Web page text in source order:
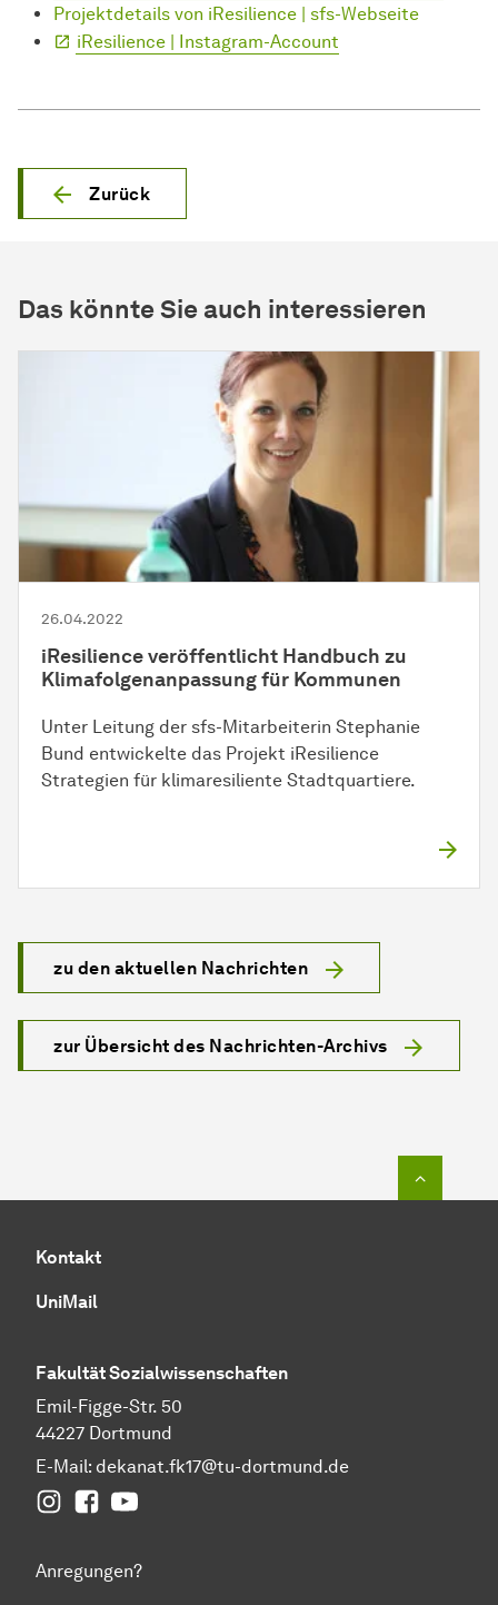
Projektdetails von iResilience | sfs-Webseite
iResilience | Instagram-Account
Zurück
Das könnte Sie auch interessieren
26.04.2022
iResilience veröffentlicht Handbuch zu
Klimafolgenanpassung für Kommunen
Unter Leitung der sfs-Mitarbeiterin Stephanie
Bund entwickelte das Projekt iResilience
Strategien für klimaresiliente Stadtquartiere.
zu den aktuellen Nachrichten
zur Übersicht des Nachrichten-Archivs
Kontakt
UniMail
FakultätSozial­wissen­schaften
Emil-Figge-Str. 50
44227 Dortmund
E-Mail: dekanat.fk17@tu-dortmund.de
InstagramFacebook
YouTube
Anregungen?